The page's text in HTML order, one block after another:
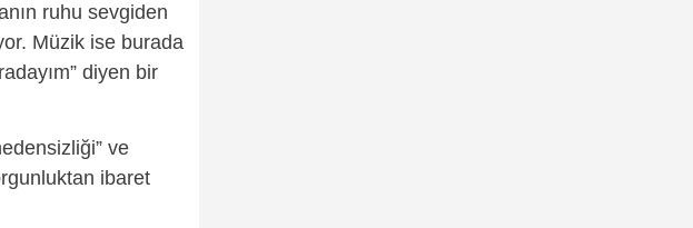
ruhu sevgiden
Müzik ise burada
diyen bir
ve
ibaret